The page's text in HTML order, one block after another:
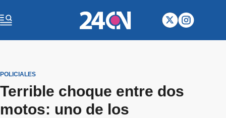
POLICIALES
Terrible choque entre dos
motos: uno de los